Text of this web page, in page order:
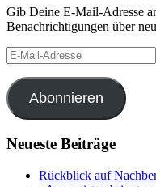
Gib Deine E-Mail-Adresse
Benachrichtigungen über
E-
Mail-
Adresse
Abonnieren
Neueste Beiträge
Rückblick auf